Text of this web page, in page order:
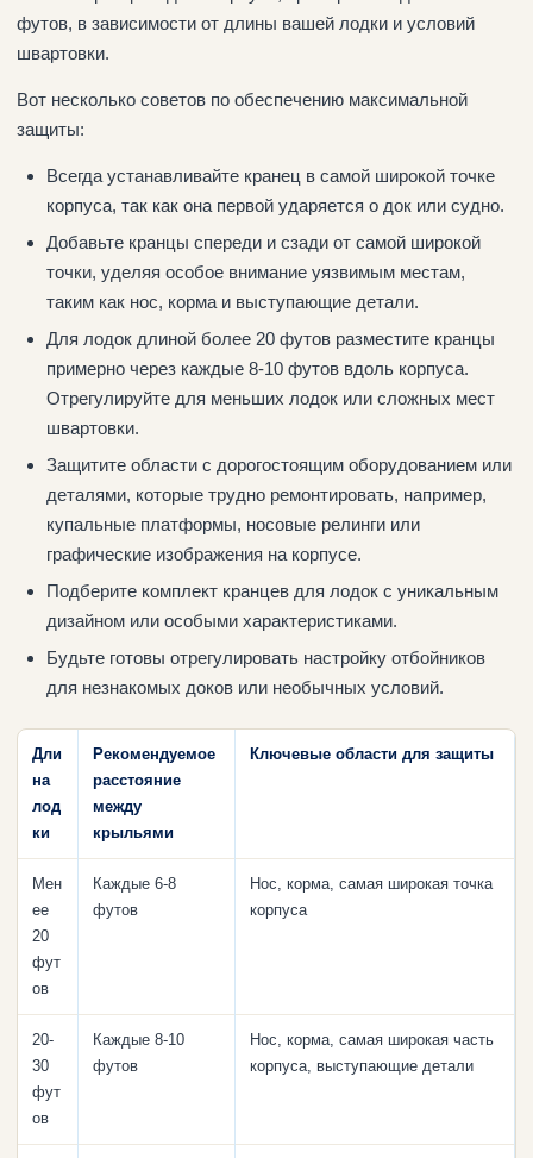
футов, в зависимости от длины вашей лодки и условий
швартовки.
Вот несколько советов по обеспечению максимальной
защиты:
Всегда устанавливайте кранец в самой широкой точке
корпуса, так как она первой ударяется о док или судно.
Добавьте кранцы спереди и сзади от самой широкой
точки, уделяя особое внимание уязвимым местам,
таким как нос, корма и выступающие детали.
Для лодок длиной более 20 футов разместите кранцы
примерно через каждые 8-10 футов вдоль корпуса.
Отрегулируйте для меньших лодок или сложных мест
швартовки.
Защитите области с дорогостоящим оборудованием или
деталями, которые трудно ремонтировать, например,
купальные платформы, носовые релинги или
графические изображения на корпусе.
Подберите комплект кранцев для лодок с уникальным
дизайном или особыми характеристиками.
Будьте готовы отрегулировать настройку отбойников
для незнакомых доков или необычных условий.
Дли
на
лод
ки
Рекомендуемое
расстояние
между
крыльями
Ключевые области для защиты
Мен
ее
20
фут
ов
Каждые 6-8
футов
Нос, корма, самая широкая точка
корпуса
20-
30
фут
ов
Каждые 8-10
футов
Нос, корма, самая широкая часть
корпуса, выступающие детали